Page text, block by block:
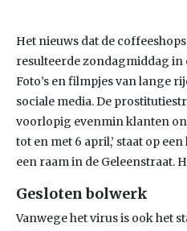
Het nieuws dat de
resulteerde zondagmiddag in
Foto’s en filmpjes van lange
sociale media. De
voorlopig evenmin klanten
tot en met 6 april,’ staat op
een raam in de Geleenstraat.
Gesloten bolwerk
Vanwege het virus is ook het